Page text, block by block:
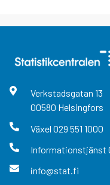
Verkstadsgatan 13
00580 Helsingfors
Växel 029 551 1000
Informationstjänst
info@stat.fi